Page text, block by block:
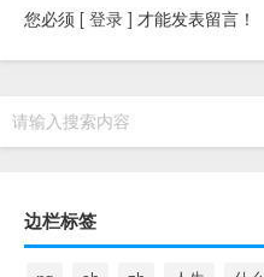
您必须 [ 登录 ] 才能发表留言！
请输入搜索内容
边栏标签